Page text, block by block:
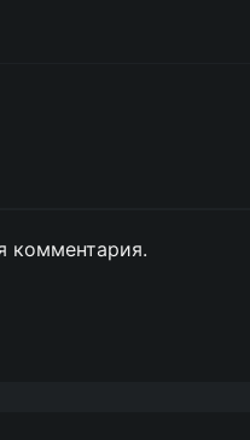
комментария.